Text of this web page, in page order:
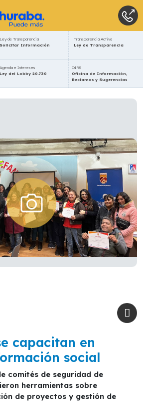
Ley de Transparencia
Solicitar Información
Transparencia Activa
Ley de Transparencia
Agenda e Intereses
Ley del Lobby 20.730
OIRS
Oficina de Información,
Reclamos y Sugerencias
capacitan en
social
herramientas sobre
de proyectos y gestión de